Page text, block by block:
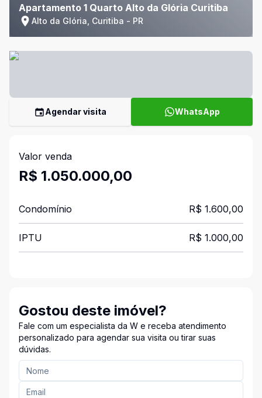
Apartamento 1 Quarto Alto da Glória Curitiba
Alto da Glória, Curitiba - PR
Agendar visita WhatsApp
Valor venda
R$ 1.050.000,00
Condomínio R$ 1.600,00
IPTU R$ 1.000,00
Gostou deste imóvel?
Fale com um especialista da W e receba atendimento
personalizado para agendar sua visita ou tirar suas
dúvidas.